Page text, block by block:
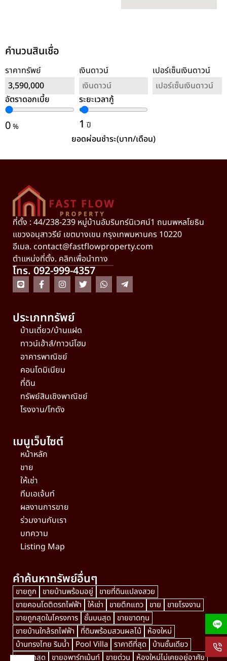
คำนวนสินเชื่อ
ราคาทรัพย์ เงินดาวน์ เปอร์เซ็นเงินดาวน์
อัตราดอกเบี้ย
0%
ระยะเวลากู้
1 ปี
ยอดผ่อนชำระ(บาท/เดือน)
ที่ตั้ง : 44/238-239 หมู่บ้านอัมรินทร์นิเวศน์1 ถนนพหลโยธิน
แขวงอนุสาวรีย์ เขตบางเขน กรุงเทพมหานคร 10220
อีเมล. contact@fastflowproperty.com
ตำแหน่งที่ตั้ง. คลิกเพื่อนำทาง
โทร. 092-999-4357
ประเภททรัพย์
บ้านเดี่ยว/บ้านแฝด
ทาวน์เฮ้าส์/ทาวน์โฮม
อาคารพาณิชย์
คอนโดมิเนียม
ที่ดิน
ทรัพย์สินเชิงพาณิชย์
โรงงาน/โกดัง
เมนูเว็บไซต์
หน้าหลัก
ขาย
ให้เช่า
ทีมเอเจ้นท์
ผลงานการขาย
ร่วมงานกับเรา
บทความ
Listing Map
คำค้นหาทรัพย์อื่นๆ
ขายถูก ขายบ้านพร้อมอยู่
ขายที่ดินแปลงสวย
ขายคอนโดติดรถไฟฟ้า ให้เช่า ขายตึกแถว ขาย
ขายโรงงาน
ขายถูกสุดในโครงการ ชั้นบนสุด
ขายขาดทุน
ขายบ้านใกล้รถไฟฟ้า
ที่ดินพร้อมสวนผลไม้
ห้องใหม่
บ้านทรงไทย ริมน้ำ
Pool Villa ราคาดีที่สุด
บ้านชั้นเดียว
ขายถูกสุด
ขายอพาร์ทเม้นท์ ขายด่วน ห้องใหม่ไม่เคยอยู่อาศัย